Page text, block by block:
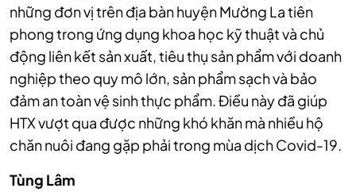
những đơn vị trên địa bàn huyện Mường La tiên
phong trong ứng dụng khoa học kỹ thuật và chủ
động liên kết sản xuất, tiêu thụ sản phẩm với doanh
nghiệp theo quy mô lớn, sản phẩm sạch và bảo
đảm an toàn vệ sinh thực phẩm. Điều này đã giúp
HTX vượt qua được những khó khăn mà nhiều hộ
chăn nuôi đang gặp phải trong mùa dịch Covid-19.
Tùng Lâm